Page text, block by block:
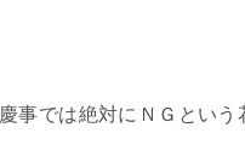
慶事では絶対にＮＧという